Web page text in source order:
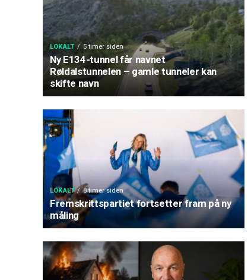
LOKALT 5 timer siden
Ny E134-tunnel får navnet
Røldalstunnelen – gamle tunneler kan
skifte navn
LOKALT 8 timer siden
Fremskrittspartiet fortsetter fram på ny
måling